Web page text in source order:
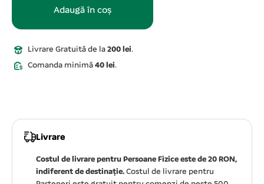
Adaugă în coș
Livrare Gratuită de la 200 lei.
Comanda minimă 40 lei.
Livrare
Costul de livrare pentru Persoane Fizice este de 20 RON,
indiferent de destinație. Costul de livrare pentru